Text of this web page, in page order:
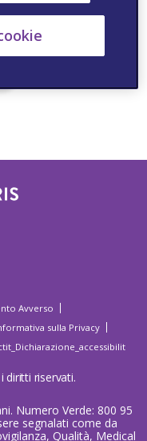
Avverso
sulla Privacy
diritti riservati.
Numero Verde: 800 95
segnalati come da
Qualità, Medical